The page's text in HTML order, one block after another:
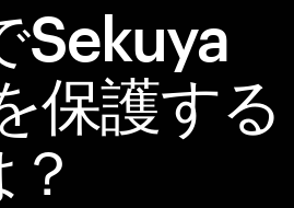
Sekuya
保護する